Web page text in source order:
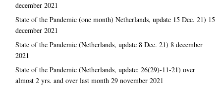
december 2021
State of the Pandemic (one month) Netherlands, update 15 Dec. 21) 15
december 2021
State of the Pandemic (Netherlands, update 8 Dec. 21) 8 december
2021
State of the Pandemic (Netherlands, update: 26(29)-11-21) over
almost 2 yrs. and over last month 29 november 2021